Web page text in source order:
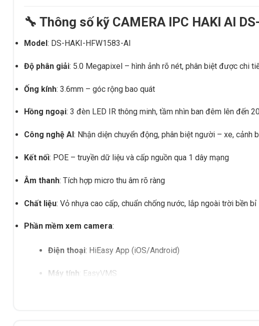
🔧 Thông số kỹ CAMERA IPC HAKI AI
Model: DS-HAKI-HFW1583-AI
Độ phân giải: 5.0 Megapixel – hình ảnh rõ nét, phân biệt được chi
Ống kính: 3.6mm – góc rộng bao quát
Hồng ngoại: 3 đèn LED IR thông minh, tầm nhìn ban đêm lên đến
Công nghệ AI : Nhận diện chuyển động, phân biệt người – xe, cảnh
Kết nối: POE – truyền dữ liệu và cấp nguồn qua 1 dây mạng
Âm thanh: Tích hợp micro thu âm rõ ràng
Chất liệu: Vỏ nhựa cao cấp, chuẩn chống nước, lắp ngoài trời bền bỉ
Phần mềm xem camera:
Điện thoại: HiEasy App (iOS/Android)
Máy tính: EasyVMS